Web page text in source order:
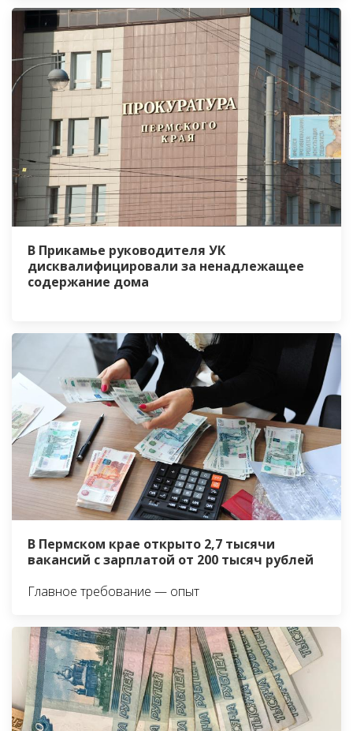
В Прикамье руководителя УК
дисквалифицировали за ненадлежащее
содержание дома
В Пермском крае открыто 2,7 тысячи
вакансий с зарплатой от 200 тысяч рублей
Главное требование — опыт